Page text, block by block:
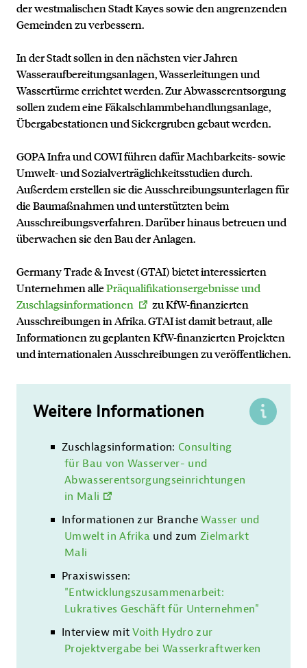
der westmalischen Stadt Kayes sowie den angrenzenden
Gemeinden zu verbessern.
In der Stadt sollen in den nächsten vier Jahren
Wasseraufbereitungsanlagen, Wasserleitungen und
Wassertürme errichtet werden. Zur Abwasserentsorgung
sollen zudem eine Fäkalschlammbehandlungsanlage,
Übergabestationen und Sickergruben gebaut werden.
GOPA Infra und COWI führen dafür Machbarkeits- sowie
Umwelt- und Sozialverträglichkeitsstudien durch.
Außerdem erstellen sie die Ausschreibungsunterlagen für
die Baumaßnahmen und unterstützten beim
Ausschreibungsverfahren. Darüber hinaus betreuen und
überwachen sie den Bau der Anlagen.
Germany Trade & Invest (GTAI) bietet interessierten
Unternehmen allePräqualifikationsergebnisse und
Zuschlagsinformationen
zu KfW-finanzierten
Ausschreibungen in Afrika. GTAI ist damit betraut, alle
Informationen zu geplanten KfW-finanzierten Projekten
und internationalen Ausschreibungen zu veröffentlichen.
Weitere Informationen
Zuschlagsinformation:Consulting
für Bau von Wasserver- und
Abwasserentsorgungseinrichtungen
in Mali
Informationen zur BrancheWasser und
Umwelt in Afrika und zumZielmarkt
Mali
Praxiswissen:
"Entwicklungszusammenarbeit:
Lukratives Geschäft für Unternehmen"
Interview mitVoith Hydro zur
Projektvergabe bei Wasserkraftwerken